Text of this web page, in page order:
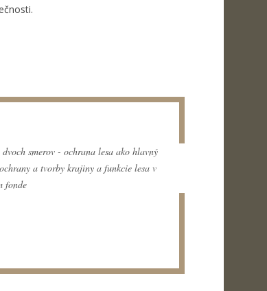
smerov - ochrana lesa ako hlavný
a tvorby krajiny a funkcie lesa v
fonde